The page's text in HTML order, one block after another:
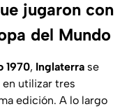
jugaron con
del Mundo
1970, Inglaterra se
utilizar tres
edición. A lo largo